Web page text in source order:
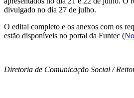
divulgado no dia 27 de julho.
O edital completo e os anexos com os
estão disponíveis no portal da Funtec (
Diretoria de Comunicação Social /